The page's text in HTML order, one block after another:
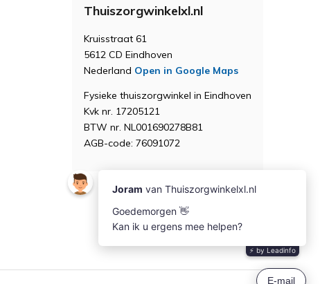
Thuiszorgwinkelxl.nl
Kruisstraat 61
5612 CD Eindhoven
Nederland Open in Google Maps
Fysieke thuiszorgwinkel in Eindhoven
Kvk nr. 17205121
BTW nr. NL001690278B81
AGB-code: 76091072